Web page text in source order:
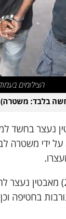
הצילומים בעמוד זה
בלבד: משטרה)
נעצר בחשד
על ידי משטרה
בחטיפה